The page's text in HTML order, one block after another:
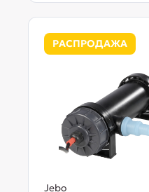
РАСПРОДАЖА
Jebo